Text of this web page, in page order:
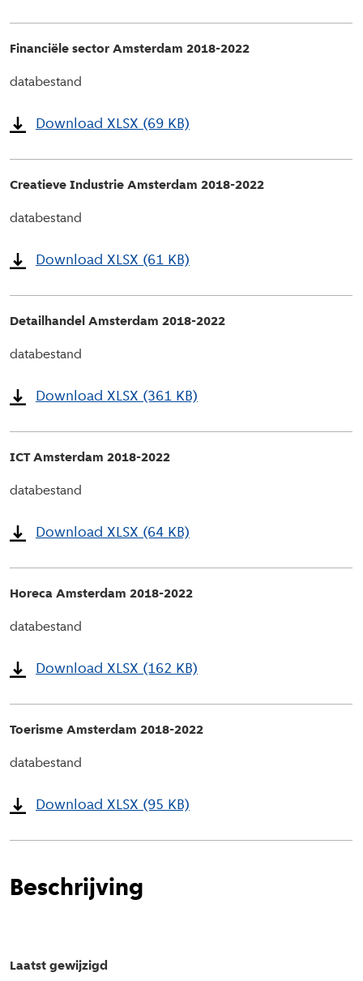
Financiële sector Amsterdam 2018-2022
databestand
Download XLSX (69 KB)
Creatieve Industrie Amsterdam 2018-2022
databestand
Download XLSX (61 KB)
Detailhandel Amsterdam 2018-2022
databestand
Download XLSX (361 KB)
ICT Amsterdam 2018-2022
databestand
Download XLSX (64 KB)
Horeca Amsterdam 2018-2022
databestand
Download XLSX (162 KB)
Toerisme Amsterdam 2018-2022
databestand
Download XLSX (95 KB)
Beschrijving
Laatst gewijzigd